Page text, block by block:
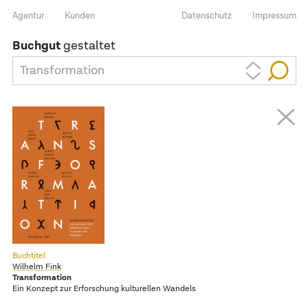
Agentur Kunden Impressum
Datenschutz
Buchgutgestaltet
Transformation
Buchtitel
Wilhelm Fink
Transformation
Ein Konzept zur Erforschung kulturellen Wandels